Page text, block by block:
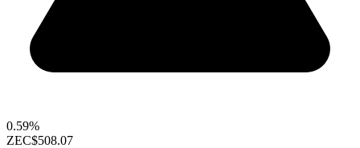
0.59%
ZEC$508.07